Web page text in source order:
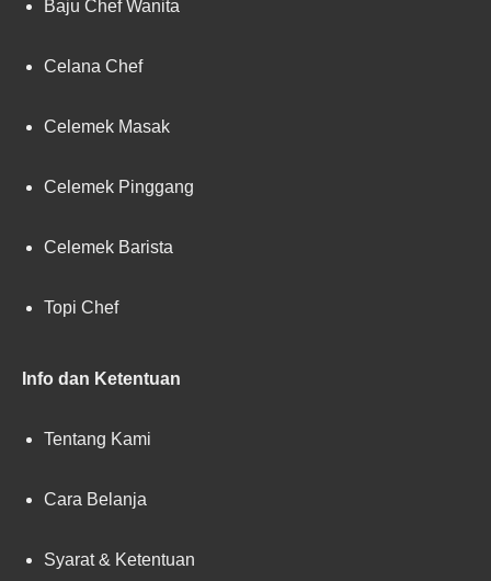
Baju Chef Wanita
Celana Chef
Celemek Masak
Celemek Pinggang
Celemek Barista
Topi Chef
Info dan Ketentuan
Tentang Kami
Cara Belanja
Syarat & Ketentuan